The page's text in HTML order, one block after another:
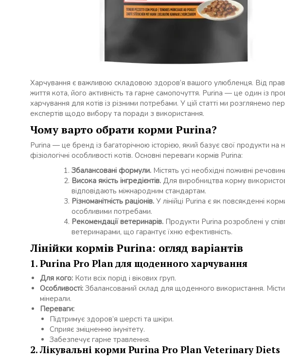
Харчування є важливою складовою здоров’я вашого улюбленця. Від
життя кота, його активність та гарне самопочуття. Purina — це один із
харчування для котів із різними потребами. У цій статті ми розглянемо
експертів щодо вибору та поради з використання.
Чому варто обрати корми Purina?
Purina — це бренд із багаторічною історією, який базує свої продукти
фізіологічні особливості котів. Основні переваги кормів Purina:
Збалансовані формули. Містять усі необхідні поживні
Висока якість інгредієнтів. Для виробництва корму
відповідають міжнародним стандартам.
Різноманітність раціонів. У лінійці Purina є як повсякденні
особливими потребами.
Рекомендації ветеринарів. Продукти Purina розроблені у
ветеринарами, що гарантує їхню ефективність.
Лінійки кормів Purina: огляд варіантів
1. Purina Pro Plan для щоденного харчування
Для кого: Коти всіх порід і вікових груп.
Особливості: Збалансований склад для щоденного використання.
мінерали.
Переваги:
Підтримує здоров’я шерсті та шкіри.
Сприяє зміцненню імунітету.
Забезпечує гарне травлення.
2. Лікувальні корми Purina Pro Plan Veterinary Diets